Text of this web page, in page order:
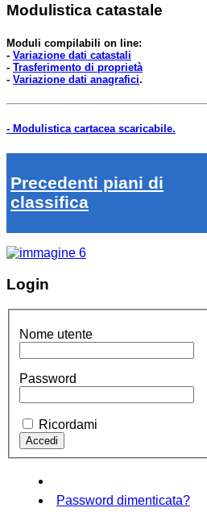
Modulistica catastale
Moduli compilabili on line:
- Variazione dati catastali
- Trasferimento di proprietà
- Variazione dati anagrafici.
- Modulistica cartacea scaricabile.
Precedenti piani di
classifica
Login
Nome utente
Password
Ricordami
Password dimenticata?